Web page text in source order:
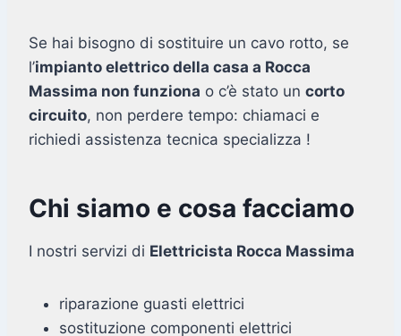
Se hai bisogno di sostituire un cavo rotto, se
l’impianto elettrico della casa a Rocca
Massima non funziona o c’è stato un corto
circuito, non perdere tempo: chiamaci e
richiedi assistenza tecnica specializza !
Chi siamo e cosa facciamo
I nostri servizi di Elettricista Rocca Massima
riparazione guasti elettrici
sostituzione componenti elettrici